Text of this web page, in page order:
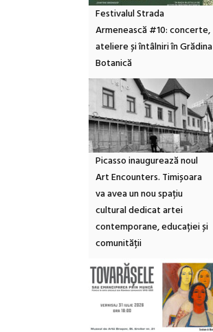
Festivalul Strada
Armenească #10: concerte,
ateliere și întâlniri în Grădina
Botanică
Picasso inaugurează noul
Art Encounters. Timișoara
va avea un nou spațiu
cultural dedicat artei
contemporane, educației și
comunității